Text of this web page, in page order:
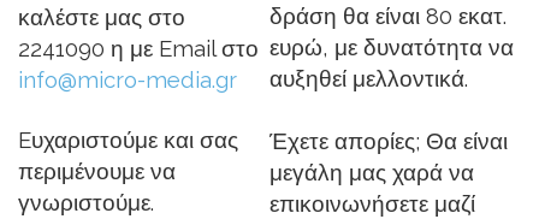
καλέστε μας στο
2241090 η με Email στο
info@micro-media.gr
Eυχαριστούμε και σας
περιμένουμε να
γνωριστούμε.
δράση θα είναι 80 εκατ.
ευρώ, με δυνατότητα να
αυξηθεί μελλοντικά.
Έχετε απορίες; Θα είναι
μεγάλη μας χαρά να
επικοινωνήσετε μαζί